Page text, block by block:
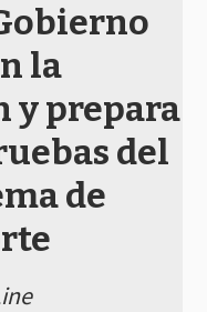
la
y prepara
del
de